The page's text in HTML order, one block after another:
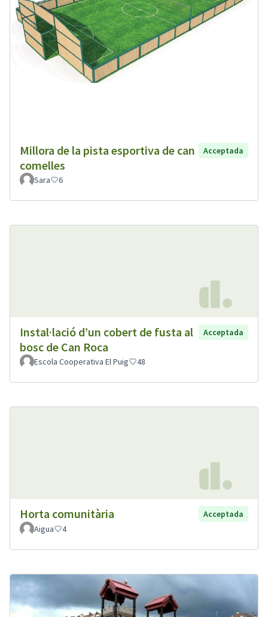
Millora de la pista esportiva de can
comelles
Acceptada
Sara 6
Instal·lació d’un cobert de fusta al
bosc de Can Roca
Acceptada
Escola Cooperativa El Puig 48
Horta comunitària
Acceptada
Aigua
4